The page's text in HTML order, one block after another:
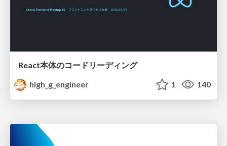
React本体のコードリーディング
high_g_engineer
1 140